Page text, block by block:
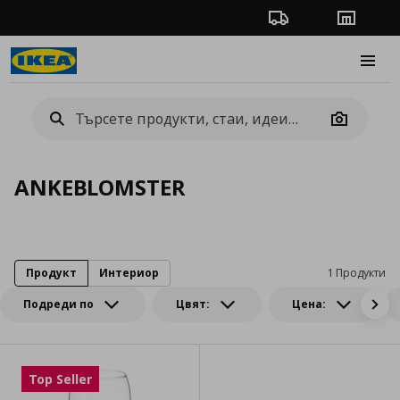
Проследяване на
Camera
ANKEBLOMSTER
Подреди по Цвят: Цена:
1 Продукти
Продукт Интериор
Top Seller